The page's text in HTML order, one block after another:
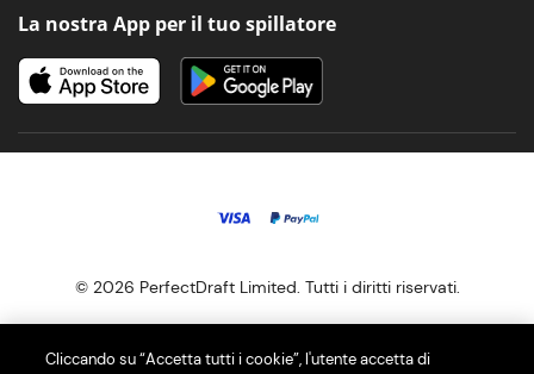
La nostra App per il tuo spillatore
© 2026 PerfectDraft Limited. Tutti i diritti riservati.
I nostri spillatori di birra PerfectDraft ti offrono la migliore esperienza
Cliccando su “Accetta tutti i cookie”, l'utente accetta di